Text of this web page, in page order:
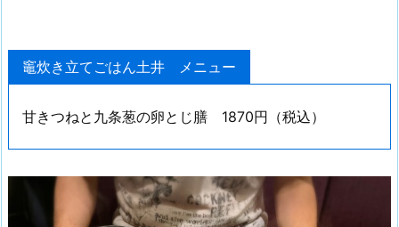
竈炊き立てごはん土井 メニュー
甘きつねと九条葱の卵とじ膳 1870円（税込）